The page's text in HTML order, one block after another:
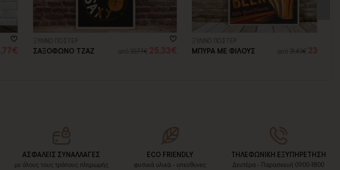
ΞΥΛΙΝΟ ΠΟΣΤΕΡ
ΣΑΞΟΦΩΝΟ ΤΖΑΖ 33,77€ 25,33€
ΞΥΛΙΝΟ ΠΟΣΤΕΡ
ΜΠΥΡΑ ΜΕ ΦΙΛΟΥΣ 31,43€ 23,57€
ΑΣΦΑΛΕΙΣ ΣΥΝΑΛΛΑΓΕΣ
με όλους τους τρόπους πληρωμής
ECO FRIENDLY
φυσικά υλικά - υπεύθυνες
ΤΗΛΕΦΩΝΙΚΗ ΕΞΥΠΗΡΕΤΗΣΗ
Δευτέρα - Παρασκευή 09:00-18:00